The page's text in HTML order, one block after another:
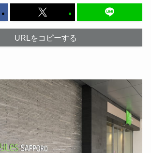
URLをコピーする